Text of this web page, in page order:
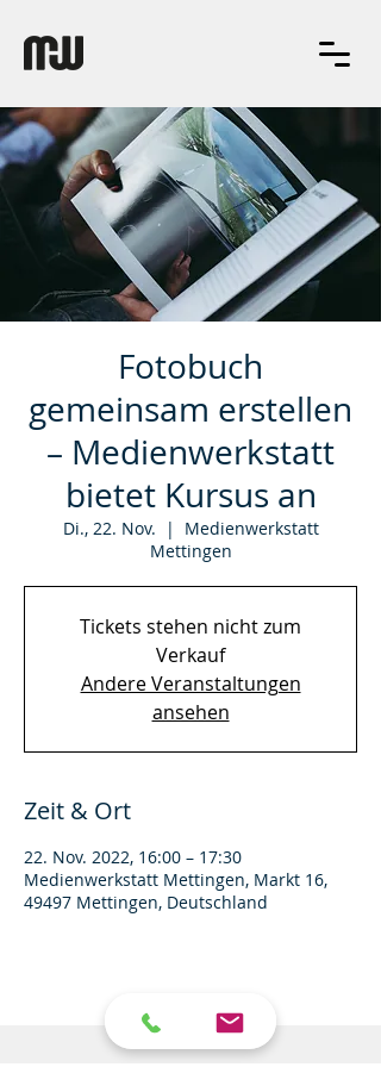
Fotobuch
gemeinsam erstellen
– Medienwerkstatt
bietet Kursus an
Di., 22. Nov.
  |
Medienwerkstatt
Mettingen
Tickets stehen nicht zum
Verkauf
Andere Veranstaltungen
ansehen
Zeit & Ort
22. Nov. 2022, 16:00 – 17:30
Medienwerkstatt Mettingen, Markt 16,
49497 Mettingen, Deutschland